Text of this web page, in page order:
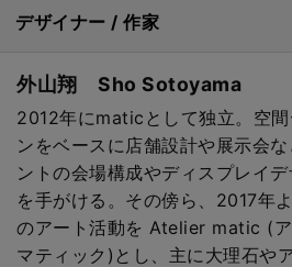
デザイナー / 作家
外山翔 Sho Sotoyama
2012年にmaticとして独立。空間
ンをベースに店舗設計や展示会
ントの会場構成やディスプレイ
を手がける。その傍ら、2017年
のアート活動を Atelier matic (
マティック)とし、主に大理石や